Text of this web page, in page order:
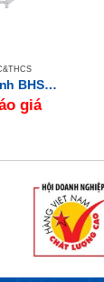
Bộ bàn ghế học sinh BHS109 + GHS109
giá